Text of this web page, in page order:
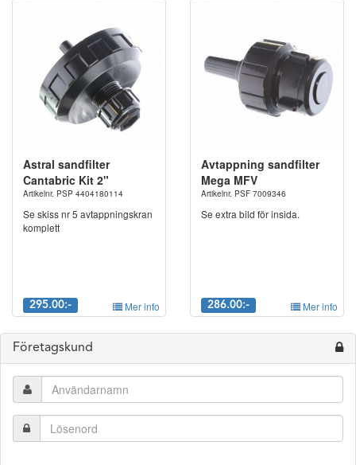
Astral sandfilter
Cantabric Kit 2"
Artikelnr. PSP 4404180114
Se skiss nr 5 avtappningskran
komplett
295.00:- Mer info
Avtappning sandfilter
Mega MFV
Artikelnr. PSF 7009346
Se extra bild för insida.
286.00:- Mer info
Företagskund